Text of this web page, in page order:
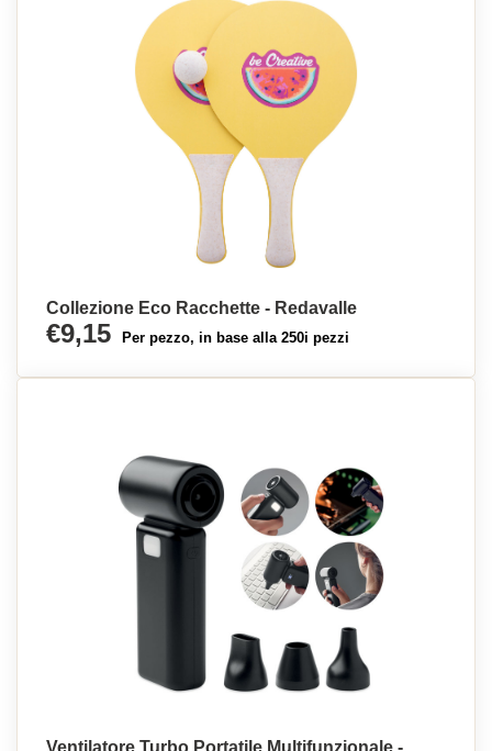
Collezione Eco Racchette - Redavalle
€9,15 Per pezzo, in base alla 250i pezzi
Ventilatore Turbo Portatile Multifunzionale -